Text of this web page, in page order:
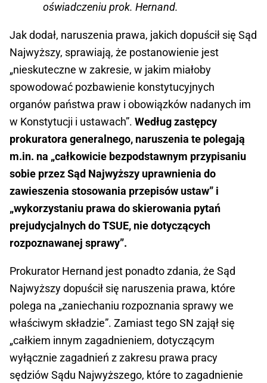
oświadczeniu prok. Hernand.
Jak dodał, naruszenia prawa, jakich dopuścił się Sąd
Najwyższy, sprawiają, że postanowienie jest
„nieskuteczne w zakresie, w jakim miałoby
spowodować pozbawienie konstytucyjnych
organów państwa praw i obowiązków nadanych im
w Konstytucji i ustawach”. Według zastępcy
prokuratora generalnego, naruszenia te polegają
m.in. na „całkowicie bezpodstawnym przypisaniu
sobie przez Sąd Najwyższy uprawnienia do
zawieszenia stosowania przepisów ustaw” i
„wykorzystaniu prawa do skierowania pytań
prejudycjalnych do TSUE, nie dotyczących
rozpoznawanej sprawy”.
Prokurator Hernand jest ponadto zdania, że Sąd
Najwyższy dopuścił się naruszenia prawa, które
polega na „zaniechaniu rozpoznania sprawy we
właściwym składzie”. Zamiast tego SN zajął się
„całkiem innym zagadnieniem, dotyczącym
wyłącznie zagadnień z zakresu prawa pracy
sędziów Sądu Najwyższego, które to zagadnienie